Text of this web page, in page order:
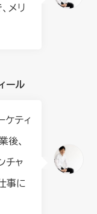
メリ
ール
ティ
後、
チャ
事に